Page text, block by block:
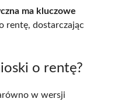
ma kluczowe
rentę, dostarczając
o rentę?
w wersji